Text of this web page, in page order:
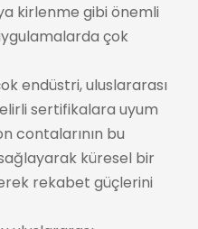
kirlenme gibi önemli
çok
endüstri, uluslararası
sertifikalara uyum
contalarının bu
küresel bir
rekabet güçlerini